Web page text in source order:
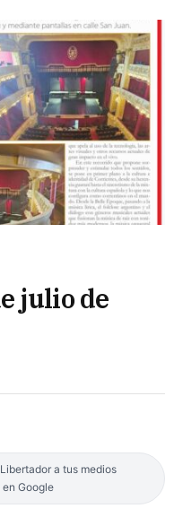
julio de
a tus medios
Google